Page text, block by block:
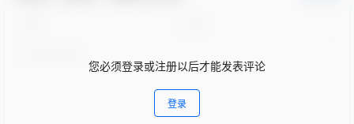
您必须登录或注册以后才能发表评论
登录